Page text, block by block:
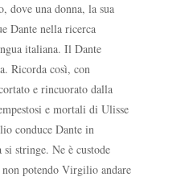
dove una donna, la sua
Dante nella ricerca
italiana. Il Dante
Ricorda così, con
e rincuorato dalla
e mortali di Ulisse
conduce Dante in
stringe. Ne è custode
potendo Virgilio andare